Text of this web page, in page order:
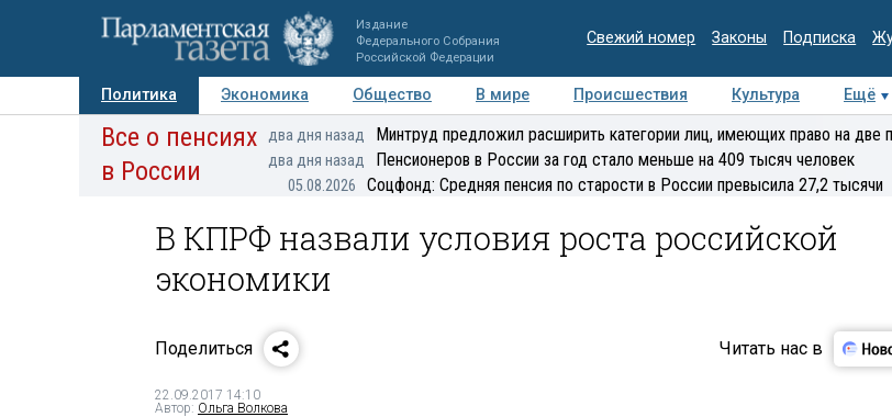
Издание
Федерального Собрания
Российской Федерации
Свежий номер Законы Подписка
Политика Экономика Общество В мире Происшествия Культура Ещё
Авторы Персоны Мнения Регионы Медиацентр Интервью Колумнисты
Все о пенсиях
в России
два дня назад Минтруд предложил расширить категории лиц, имеющих право на две
два дня назад Пенсионеров в России за год стало меньше на 409 тысяч человек
05.08.2026 Соцфонд: Средняя пенсия по старости в России превысила 27,2 тысячи
В КПРФ назвали условия роста российской
экономики
Поделиться Читать нас в
22.09.2017 14:10
Автор: Ольга Волкова